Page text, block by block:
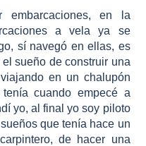
embarcaciones, en la
a vela ya se
sí navegó en ellas, es
sueño de construir una
en un chalupón
cuando empecé a
yo, al final yo soy piloto
que tenía hace un
de hacer una